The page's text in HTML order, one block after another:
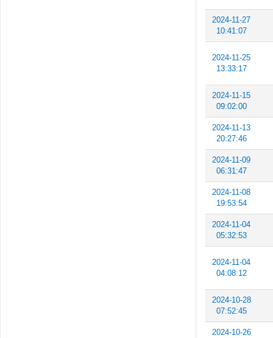
2024-11-27
10:41:07
2024-11-25
13:33:17
2024-11-15
09:02:00
2024-11-13
20:27:46
2024-11-09
06:31:47
2024-11-08
19:53:54
2024-11-04
05:32:53
2024-11-04
04:08:12
2024-10-28
07:52:45
2024-10-26